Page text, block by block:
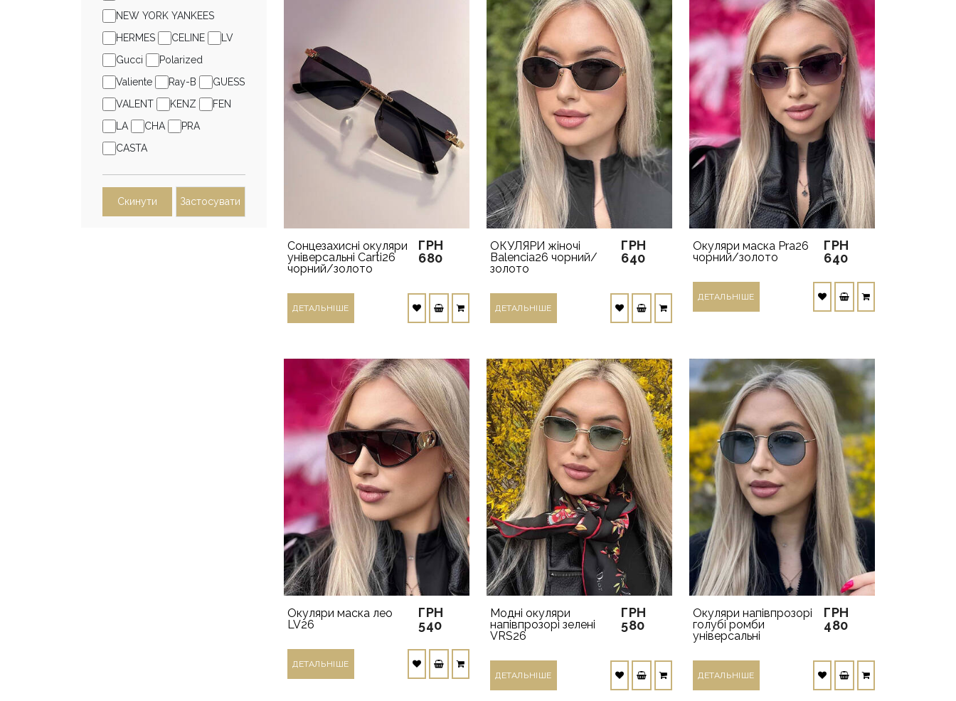
NEW YORK YANKEES
HERMES
CELINE
LV
Gucci
Polarized
Valiente
Ray-B
GUESS
VALENT
KENZ
FEN
LA
CHA
PRA
CASTA
Скинути Застосувати
Сонцезахисні окуляри
універсальні Carti26
чорний/золото
ГРН
680
ДЕТАЛЬНIШЕ
ОКУЛЯРИ жіночі
Balencia26 чорний/
золото
ГРН
640
ДЕТАЛЬНIШЕ
Окуляри маска Pra26
чорний/золото
ГРН
640
ДЕТАЛЬНIШЕ
Окуляри маска лео
LV26
ГРН
540
ДЕТАЛЬНIШЕ
Модні окуляри
напівпрозорі зелені
VRS26
ГРН
580
ДЕТАЛЬНIШЕ
Окуляри напівпрозорі
голубі ромби
універсальні
ГРН
480
ДЕТАЛЬНIШЕ